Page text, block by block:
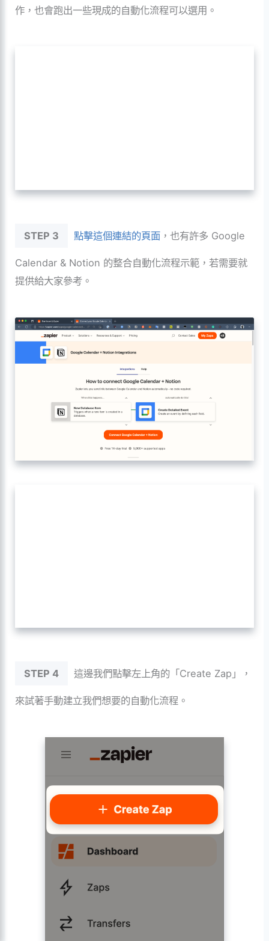
作，也會跑出一些現成的自動化流程可以選用。
STEP 3 點擊這個連結的頁面 ，也有許多 Google
Calendar & Notion 的整合自動化流程示範，若需要就
提供給大家參考。
STEP 4 這邊我們點擊左上角的「Create Zap」，
來試著手動建立我們想要的自動化流程。